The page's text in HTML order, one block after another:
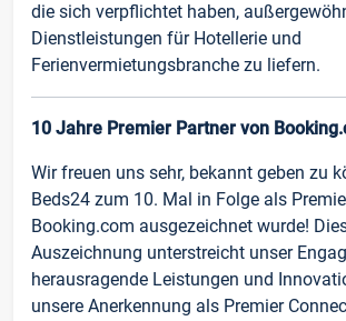
die sich verpflichtet haben,
Dienstleistungen für Hotellerie und
Ferienvermietungsbranche zu liefern.
10 Jahre Premier Partner von
Wir freuen uns sehr, bekannt geben zu
Beds24 zum 10. Mal in Folge als
Booking.com ausgezeichnet wurde!
Auszeichnung unterstreicht unser
herausragende Leistungen und
unsere Anerkennung als Premier